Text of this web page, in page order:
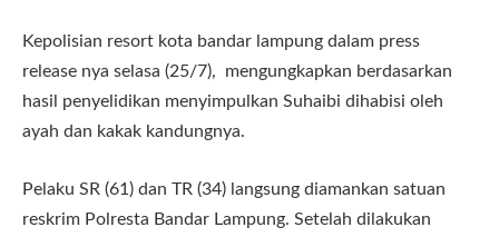
Kepolisian resort kota bandar lampung dalam press
release nya selasa (25/7), mengungkapkan berdasarkan
hasil penyelidikan menyimpulkan Suhaibi dihabisi oleh
ayah dan kakak kandungnya.
Pelaku SR (61) dan TR (34) langsung diamankan satuan
reskrim Polresta Bandar Lampung. Setelah dilakukan